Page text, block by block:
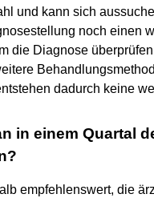
und kann sich
noch einen
die Diagnose
dadurch keine
in einem Quartal
empfehlenswert, die